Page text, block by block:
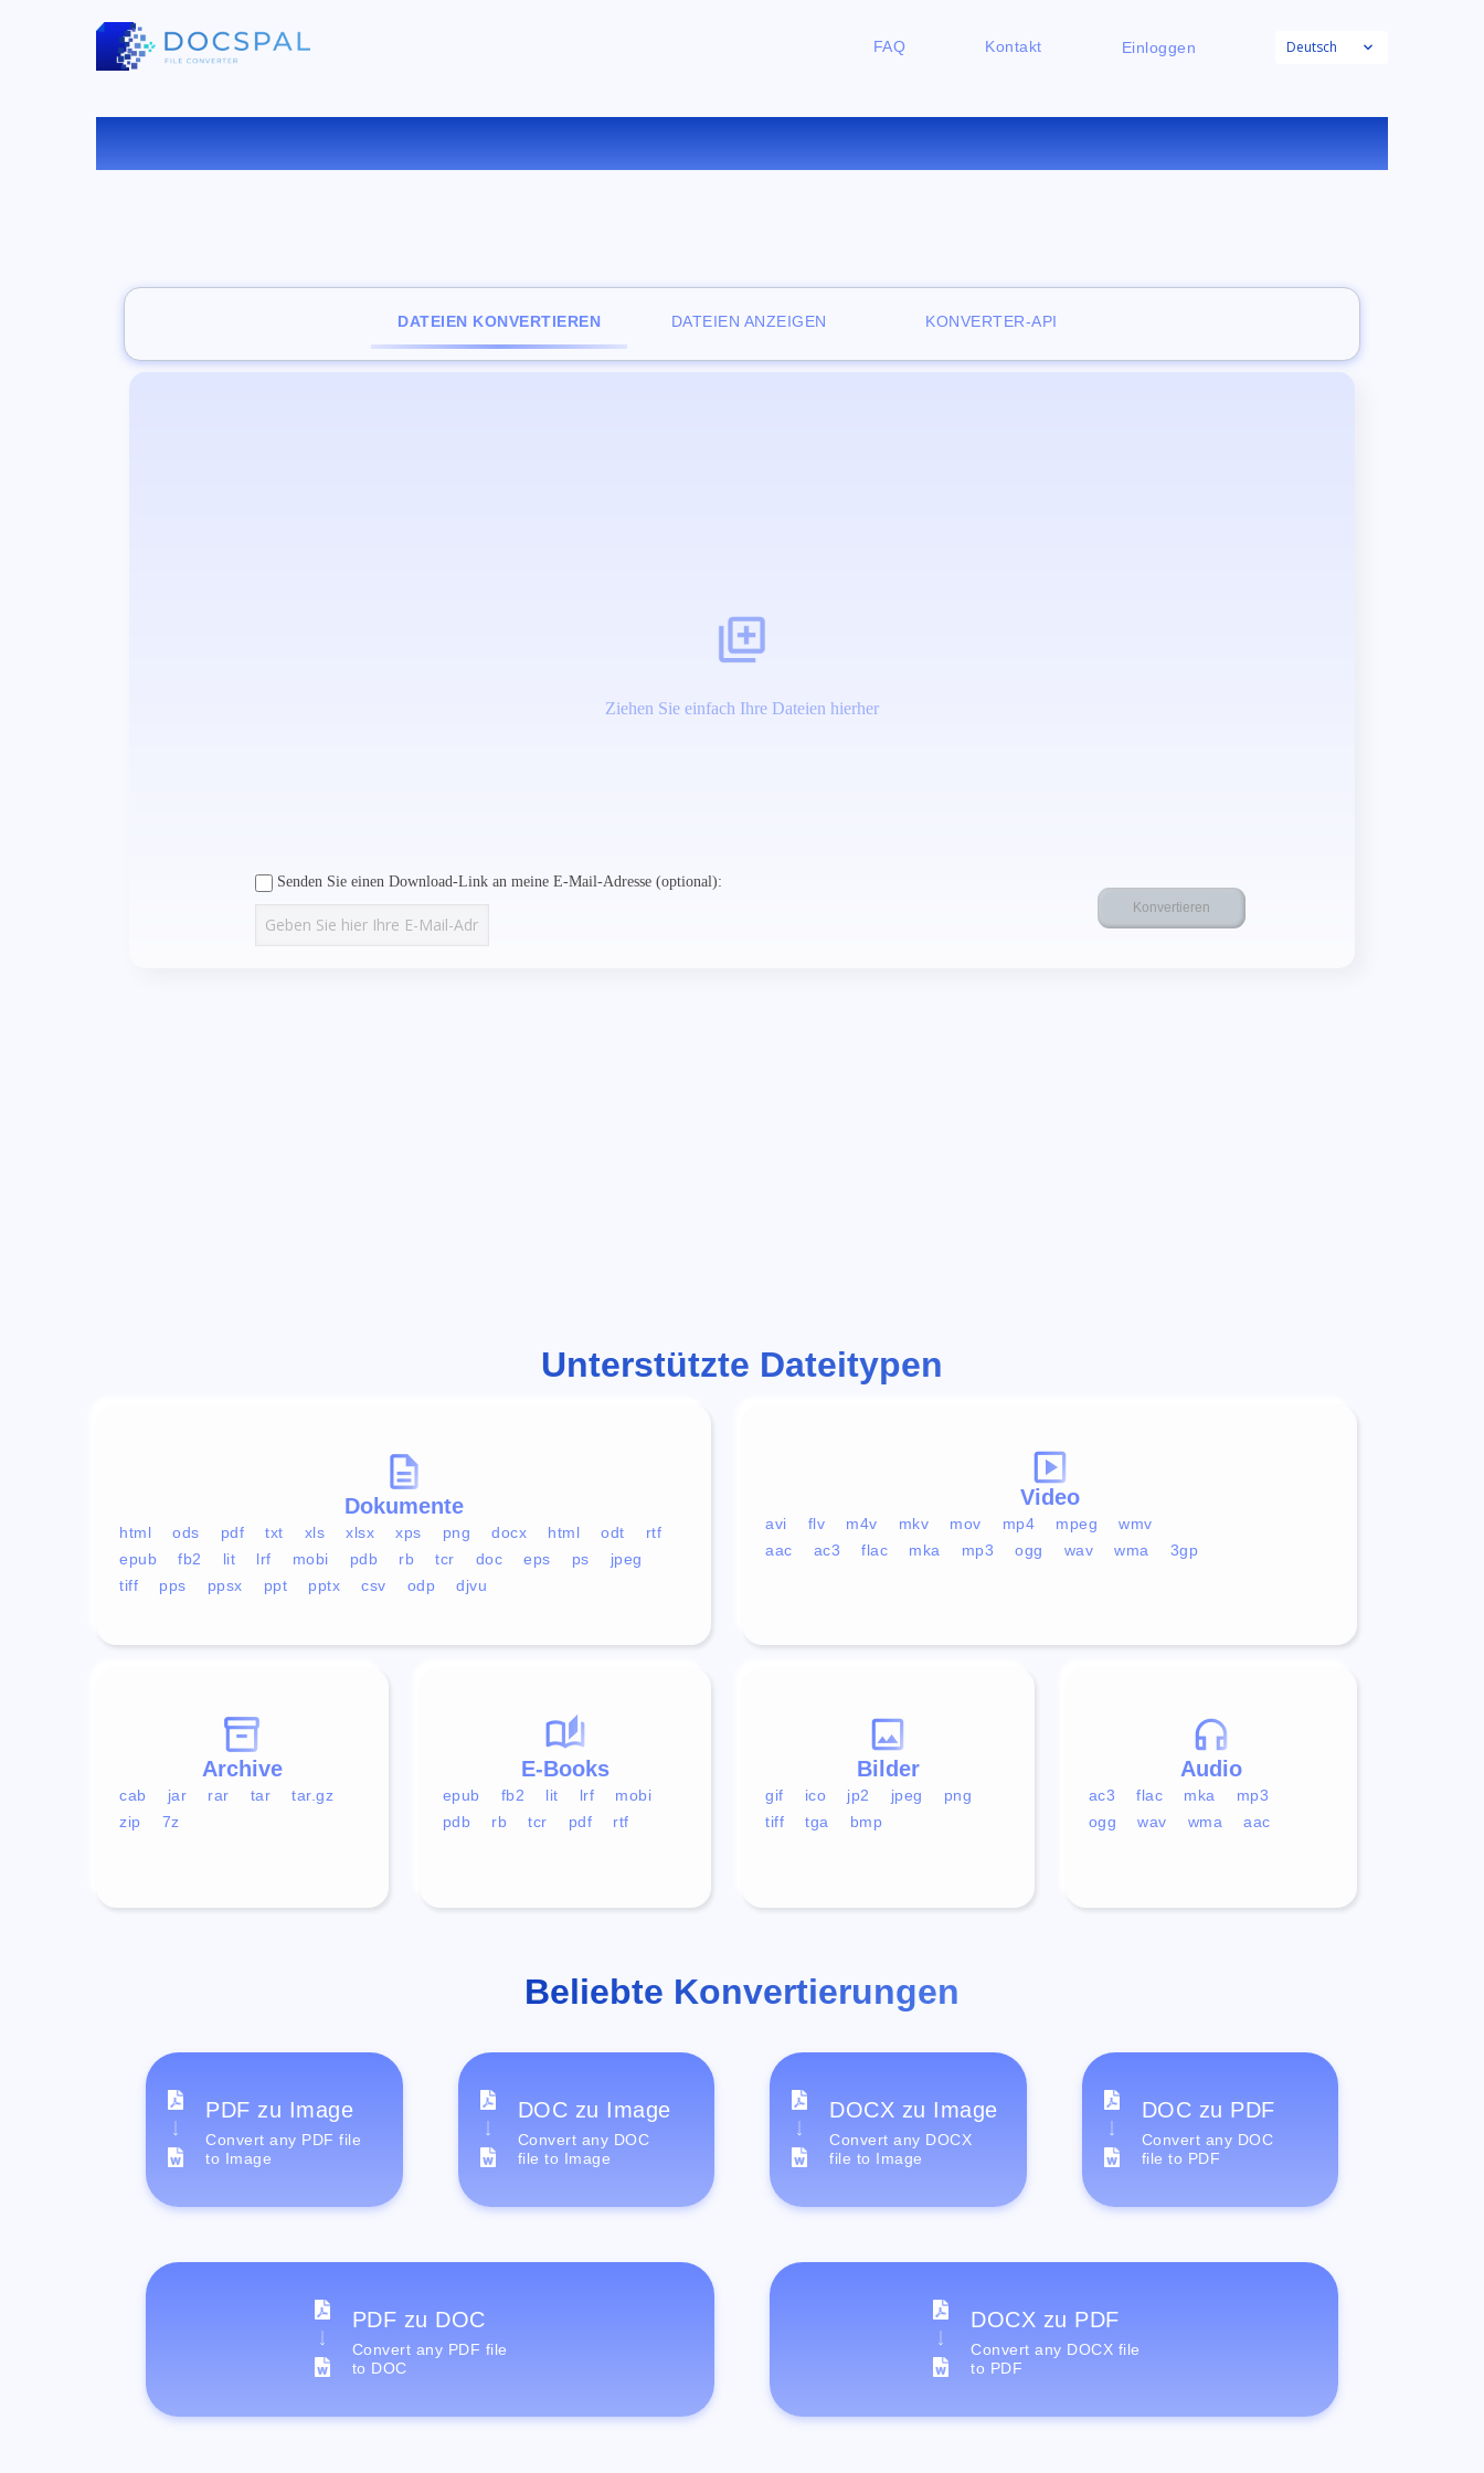
FAQ Kontakt Einloggen Deutsch
KONVERTIEREN SIE DJVU ZU PS ONLINE
DATEIEN KONVERTIEREN DATEIEN ANZEIGEN KONVERTER-API
Ziehen Sie einfach Ihre Dateien hierher
Senden Sie einen Download-Link an meine E-Mail-Adresse (optional):
Unterstützte Dateitypen
Dokumente
html ods pdf txt xls xlsx xps png docx html odt
rtf
epub
fb2 lit lrf mobi pdb rb tcr doc eps ps
jpeg
tiff
pps ppsx ppt pptx csv odp djvu
Video
avi flv m4v mkv mov mp4 mpeg
wmv
aac
ac3 flac mka mp3 ogg wav wma 3gp
Audio
ac3 flac mka
mp3
ogg
wav wma aac
Bilder
gif ico jp2 jpeg
png
tiff
tga bmp
E-Books
epub fb2 lit lrf
mobi
pdb
rb tcr pdf rtf
Archive
cab jar rar tar
tar.gz
zip
7z
Beliebte Konvertierungen
PDF zu Image
Convert any PDF file
to Image
DOC zu Image
Convert any DOC
file to Image
DOCX zu Image
Convert any DOCX
file to Image
DOC zu PDF
Convert any DOC
file to PDF
PDF zu DOC
Convert any PDF file
to DOC
DOCX zu PDF
Convert any DOCX file
to PDF